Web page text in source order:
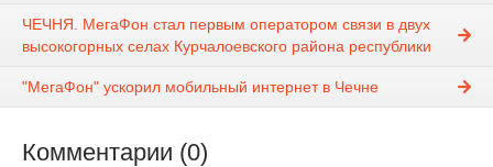
ЧЕЧНЯ. МегаФон стал первым оператором связи в двух
высокогорных селах Курчалоевского района республики
"МегаФон" ускорил мобильный интернет в Чечне
Комментарии (0)